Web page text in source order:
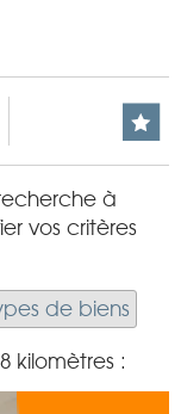
à
vos critères
de biens
kilomètres :